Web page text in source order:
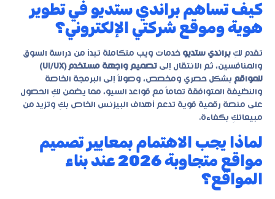
كيف تساهم براندي ستديو في تطوير
هوية وموقع شركتي الإلكتروني؟
تقدم لكِ براندي ستديو خدمات ويب متكاملة تبدأ من دراسة السوق
والمنافسين، ثم الانتقال إلى
تصميم واجهة مستخدم (UI/UX)
للمواقع بشكل حصري ومخصص، وصولاً إلى البرمجة الخاصة
والنظيفة المتوافقة تماماً مع قواعد السيو، مما يضمن لكِ الحصول
على منصة رقمية قوية تدعم أهداف البيزنس الخاص بكِ وتزيد من
مبيعاتكِ بكفاءة.
لماذا يجب الاهتمام بمعايير تصميم
مواقع متجاوبة 2026 عند بناء
المواقع؟